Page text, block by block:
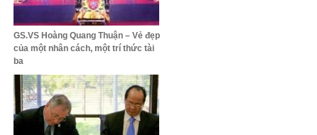
GS.VS Hoàng Quang Thuận – Vẻ đẹp
của một nhân cách, một trí thức tài
ba